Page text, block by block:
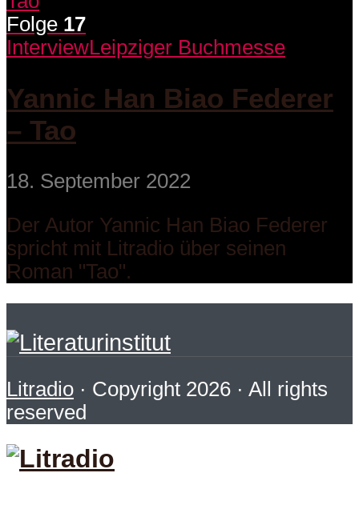
Folge 17
InterviewLeipziger Buchmesse
Yannic Han Biao Federer
– Tao
18. September 2022
Der Autor Yannic Han Biao Federer
spricht mit Litradio über seinen
Roman "Tao".
Litradio · Copyright 2026 · All rights
reserved